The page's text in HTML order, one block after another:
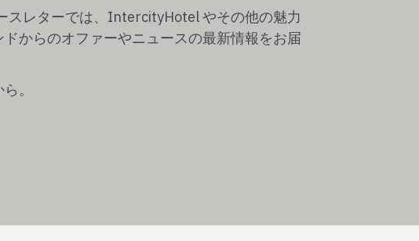
スレターでは、IntercityHotel やその他の魅力
からのオファーやニュースの最新情報をお届
。